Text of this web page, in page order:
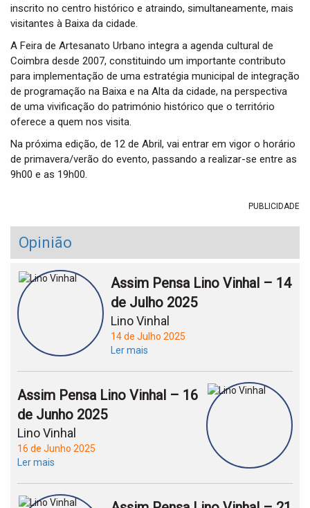
inscrito no centro histórico e atraindo, simultaneamente, mais
visitantes à Baixa da cidade.
A Feira de Artesanato Urbano integra a agenda cultural de
Coimbra desde 2007, constituindo um importante contributo
para implementação de uma estratégia municipal de integração
de programação na Baixa e na Alta da cidade, na perspectiva
de uma vivificação do património histórico que o território
oferece a quem nos visita.
Na próxima edição, de 12 de Abril, vai entrar em vigor o horário
de primavera/verão do evento, passando a realizar-se entre as
9h00 e as 19h00.
PUBLICIDADE
Opinião
Assim Pensa Lino Vinhal – 14
de Julho 2025
Lino Vinhal
14 de Julho 2025
Ler mais
Assim Pensa Lino Vinhal – 16
de Junho 2025
Lino Vinhal
16 de Junho 2025
Ler mais